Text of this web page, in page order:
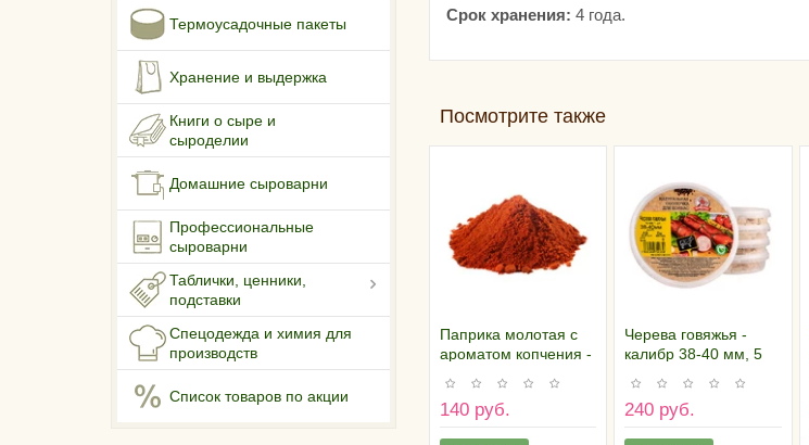
Термоусадочные пакеты
Хранение и выдержка
Книги о сыре и
сыроделии
Домашние сыроварни
Профессиональные
сыроварни
Таблички, ценники,
подставки
Спецодежда и химия для
производств
Список товаров по акции
Срок хранения: 4 года.
Посмотрите также
Паприка молотая с
ароматом копчения -
140 руб.
Черева говяжья -
калибр 38-40 мм, 5
240 руб.